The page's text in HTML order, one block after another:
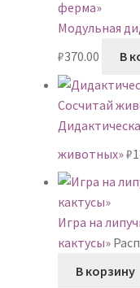
Модульная
₽370.00 В
животных»₽
Игра на
кактусы»
В корзину